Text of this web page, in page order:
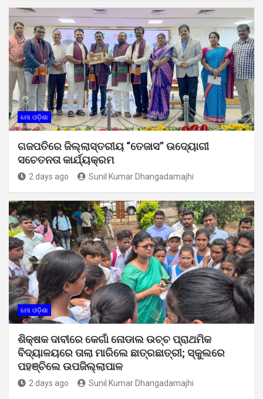
ମୋ ଓଡ଼ିଶା
ଗଜପତିରେ ଜିଲ୍ଲାସ୍ତରୀୟ “ତେଜାସ” ଉଦ୍ୟୋଗୀ
ସଚେତନତା କାର୍ଯ୍ୟକ୍ରମ
2 days ago Sunil Kumar Dhangadamajhi
ମୋ ଓଡ଼ିଶା
ଶିକ୍ଷକ ଦାବୀରେ କେଗାଁ ନୋଡାଲ ଉଚ୍ଚ ପ୍ରାଥମିକ
ବିଦ୍ୟାଳୟରେ ତାଲା ମାରିଲେ ଛାତ୍ରଛାତ୍ରୀ; ସ୍କୁଲରେ
ପହଞ୍ଚିଲେ ଉପଜିଲ୍ଲାପାଳ
2 days ago Sunil Kumar Dhangadamajhi